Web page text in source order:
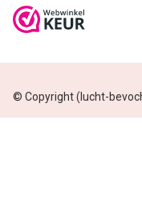
© Copyright (lucht-